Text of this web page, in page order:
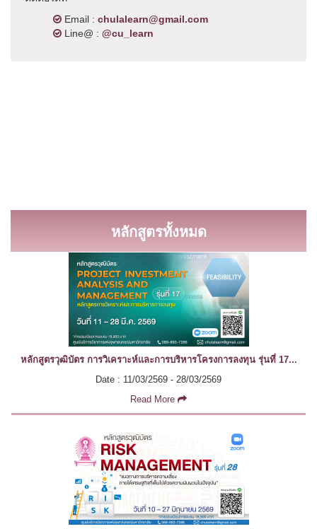
Email : chulalearn@gmail.com
Line@ : @cu_learn
หลักสูตรทั้งหมด
หลักสูตรวุฒิบัตร การวิเคราะห์และการบริหารโครงการลงทุน รุ่นที่ 17...
Date : 11/03/2569 - 28/03/2569
Read More